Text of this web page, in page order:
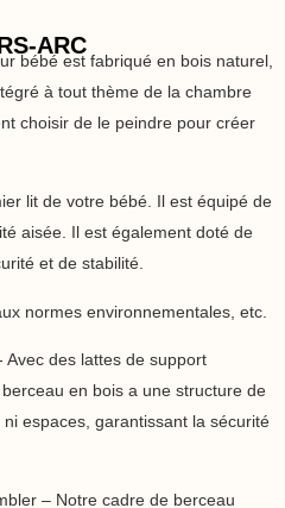
ARC
bébé est fabriqué en bois naturel,
à tout thème de la chambre
choisir de le peindre pour créer
lit de votre bébé. Il est équipé de
aisée. Il est également doté de
et de stabilité.
normes environnementales, etc.
Avec des lattes de support
en bois a une structure de
espaces, garantissant la sécurité
– Notre cadre de berceau